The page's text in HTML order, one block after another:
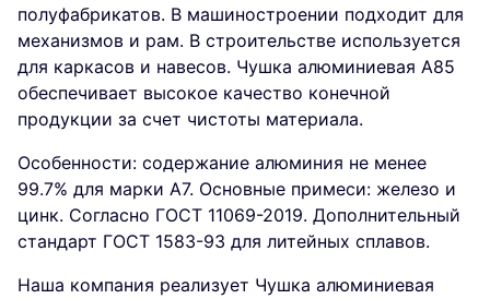
полуфабрикатов. В машиностроении подходит для
механизмов и рам. В строительстве используется
для каркасов и навесов. Чушка алюминиевая A85
обеспечивает высокое качество конечной
продукции за счет чистоты материала.
Особенности: содержание алюминия не менее
99.7% для марки А7. Основные примеси: железо и
цинк. Согласно ГОСТ 11069-2019. Дополнительный
стандарт ГОСТ 1583-93 для литейных сплавов.
Наша компания реализует Чушка алюминиевая